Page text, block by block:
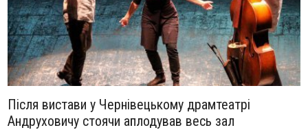
Після вистави у Чернівецькому драмтеатрі
Андруховичу стоячи аплодував весь зал